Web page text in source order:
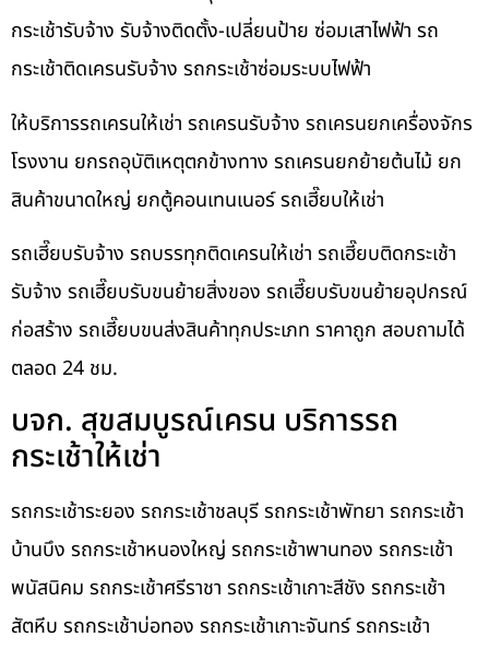
กระเช้ารับจ้าง รับจ้างติดตั้ง-เปลี่ยนป้าย ซ่อมเสาไฟฟ้า รถ
กระเช้าติดเครนรับจ้าง รถกระเช้าซ่อมระบบไฟฟ้า
ให้บริการรถเครนให้เช่า รถเครนรับจ้าง รถเครนยกเครื่องจักร
โรงงาน ยกรถอุบัติเหตุตกข้างทาง รถเครนยกย้ายต้นไม้ ยก
สินค้าขนาดใหญ่ ยกตู้คอนเทนเนอร์ รถเฮี๊ยบให้เช่า
รถเฮี๊ยบรับจ้าง รถบรรทุกติดเครนให้เช่า รถเฮี๊ยบติดกระเช้า
รับจ้าง รถเฮี๊ยบรับขนย้ายสิ่งของ รถเฮี๊ยบรับขนย้ายอุปกรณ์
ก่อสร้าง รถเฮี๊ยบขนส่งสินค้าทุกประเภท ราคาถูก สอบถามได้
ตลอด 24 ชม.
บจก. สุขสมบูรณ์เครน บริการรถ
กระเช้าให้เช่า
รถกระเช้าระยอง รถกระเช้าชลบุรี รถกระเช้าพัทยา รถกระเช้า
บ้านบึง รถกระเช้าหนองใหญ่ รถกระเช้าพานทอง รถกระเช้า
พนัสนิคม รถกระเช้าศรีราชา รถกระเช้าเกาะสีชัง รถกระเช้า
สัตหีบ รถกระเช้าบ่อทอง รถกระเช้าเกาะจันทร์ รถกระเช้า